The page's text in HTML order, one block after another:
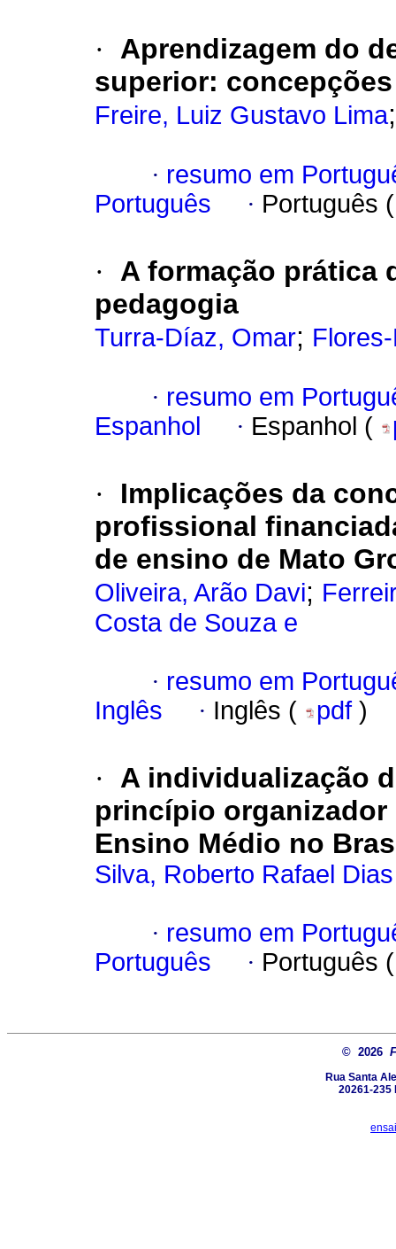
·
Aprendizagem do
superior:
Freire, Luiz Gustavo Lima
· resumo em
Português
· Português
·
A formação prática
pedagogia
Turra-Díaz, Omar;
· resumo em
Espanhol
· Espanhol (
·
Implicações da
profissional
de ensino de Mato
Oliveira, Arão Davi;
Costa de Souza e
· resumo em
Inglês
· Inglês ( pdf )
·
A individualização
princípio
Ensino Médio no
Silva, Roberto Rafael
· resumo em
Português
· Português
© 2026
Rua Santa
20261-235